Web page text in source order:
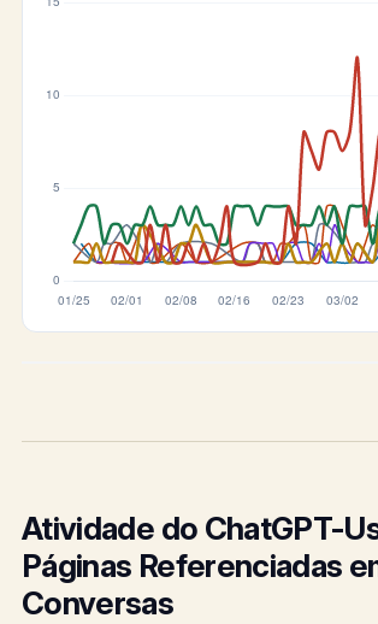
Atividade do ChatGPT-
Páginas Referenciadas
Conversas